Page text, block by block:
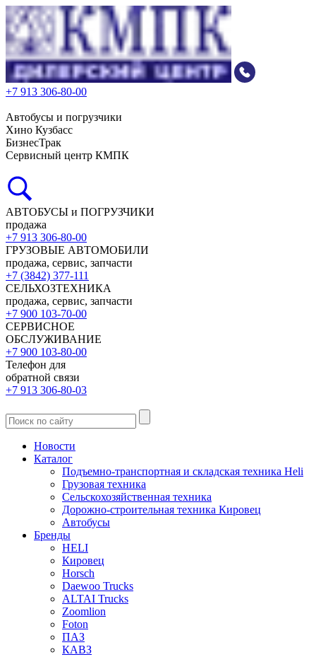
+7 913 306-80-00
Автобусы и погрузчики
Хино Кузбасс
БизнесТрак
Сервисный центр КМПК
АВТОБУСЫ и ПОГРУЗЧИКИ
продажа
+7 913 306-80-00
ГРУЗОВЫЕ АВТОМОБИЛИ
продажа, сервис, запчасти
+7 (3842) 377-111
СЕЛЬХОЗТЕХНИКА
продажа, сервис, запчасти
+7 900 103-70-00
СЕРВИСНОЕ
ОБСЛУЖИВАНИЕ
+7 900 103-80-00
Телефон для
обратной связи
+7 913 306-80-03
Новости
Каталог
Подъемно-транспортная и складская техника Heli
Грузовая техника
Сельскохозяйственная техника
Дорожно-строительная техника Кировец
Автобусы
Бренды
HELI
Кировец
Horsch
Daewoo Trucks
ALTAI Trucks
Zoomlion
Foton
ПАЗ
КАВЗ